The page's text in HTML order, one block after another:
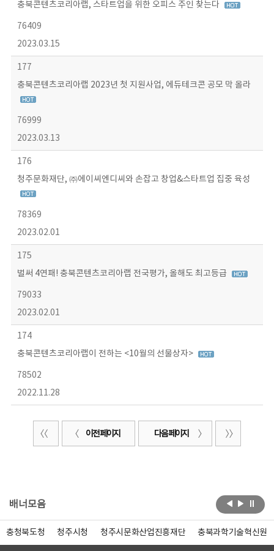
충북콘텐츠코리아랩, 스타트업을 위한 오피스 주인 찾는다
76409
2023.03.15
177
충북콘텐츠코리아랩 2023년 첫 지원사업, 에듀테크콘 공모 막 올라
76999
2023.03.13
176
청주문화재단, ㈜에이씨엔디씨와 손잡고 창업&스타트업 집중 육성
78369
2023.02.01
175
벌써 4연패! 충북콘텐츠코리아랩 전국평가, 올해도 최고등급
79033
2023.02.01
174
충북콘텐츠코리아랩이 전하는 <10월의 선물상자>
78502
2022.11.28
이전 페이지 다음 페이지
배너모음
충청북도청 청주시청 청주시문화산업진흥재단 충북과학기술혁신원